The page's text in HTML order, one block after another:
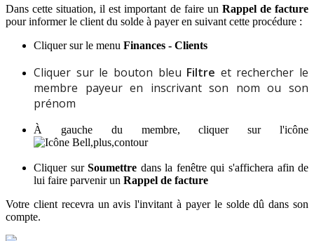
Dans cette situation, il est important de faire un Rappel de facture
pour informer le client du solde à payer en suivant cette procédure :
Cliquer sur le menu Finances - Clients
Cliquer sur le bouton bleu Filtre et rechercher le
membre payeur en inscrivant son nom ou son
prénom
À gauche du membre, cliquer sur l'icône
Cliquer sur Soumettre dans la fenêtre qui s'affichera afin de
lui faire parvenir un Rappel de facture
Votre client recevra un avis l'invitant à payer le solde dû dans son
compte.